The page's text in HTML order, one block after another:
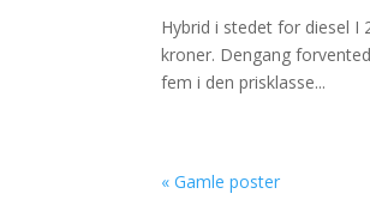
Hybrid i stedet for diesel I
kroner. Dengang
fem i den prisklasse...
« Gamle poster